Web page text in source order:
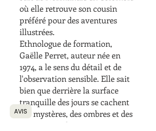
où elle retrouve son cousin
préféré pour des aventures
illustrées.
Ethnologue de formation,
Gaëlle Perret, auteur née en
1974, a le sens du détail et de
l'observation sensible. Elle sait
bien que derrière la surface
tranquille des jours se cachent
des mystères, des ombres et des
secrets à explorer, à protéger.
AVIS